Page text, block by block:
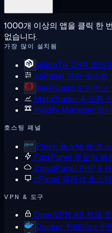
1000개 이상의 앱을 클릭 한
없습니다.
가장 많이 설치됨
MikroTik CHR 클라
aaPanel 경량 호스팅
WireGuard 모던하고
MetaTrader 4 외환
Hiddify Manager 멀
호스팅 패널
Plesk 풀스택 웹 호
FastPanel 무료의 빠
CloudPanel PHP &
cPanel 클래식 호스
VPN & 도구
OpenVPN AS 자체
Docker 컨테이너 런